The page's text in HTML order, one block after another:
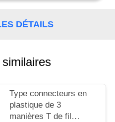
DÉTAILS
Type connecteurs en
plastique de 3
manières T de fil